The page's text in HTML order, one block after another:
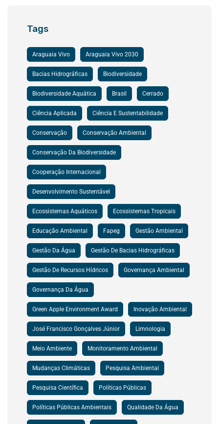
Tags
Araguaia Vivo Araguaia Vivo 2030
Bacias Hidrográficas Biodiversidade
Biodiversidade Aquática Brasil Cerrado
Ciência Aplicada Ciência E Sustentabilidade
Conservação Conservação Ambiental
Conservação Da Biodiversidade
Cooperação Internacional
Desenvolvimento Sustentável
Ecossistemas Aquáticos Ecossistemas Tropicais
Educação Ambiental Fapeg Gestão Ambiental
Gestão Da Água Gestão De Bacias Hidrográficas
Gestão De Recursos Hídricos Governança Ambiental
Governança Da Água
Green Apple Environment Award Inovação Ambiental
José Francisco Gonçalves Júnior Limnologia
Meio Ambiente Monitoramento Ambiental
Mudanças Climáticas Pesquisa Ambiental
Pesquisa Científica Políticas Públicas
Políticas Públicas Ambientais Qualidade Da Água